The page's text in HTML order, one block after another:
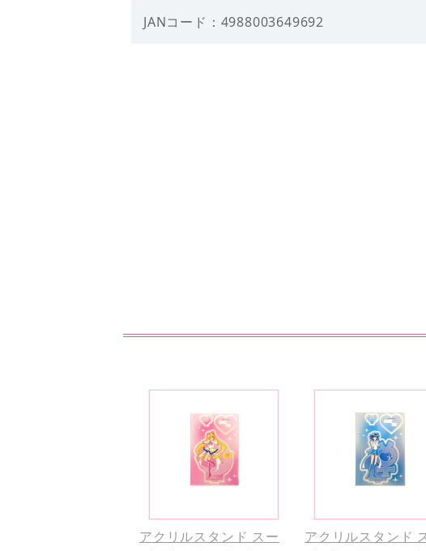
JANコード：4988003649692
アクリルスタンド スー
アクリルスタンド